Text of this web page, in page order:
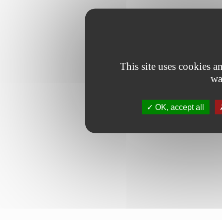
This site uses cookies
OK, accept all